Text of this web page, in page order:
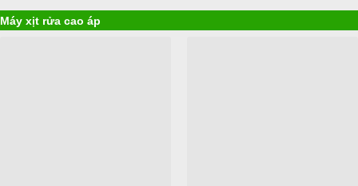
Máy xịt rửa cao áp